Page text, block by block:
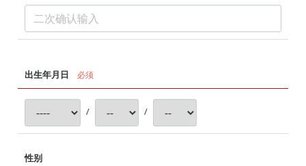
出生年月日 必须
/ /
性别